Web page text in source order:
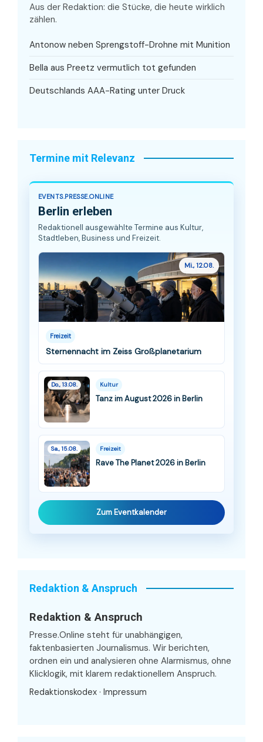
Aus der Redaktion: die Stücke, die heute wirklich
zählen.
Antonow neben Sprengstoff-Drohne mit Munition
Bella aus Preetz vermutlich tot gefunden
Deutschlands AAA-Rating unter Druck
Termine mit Relevanz
EVENTS.PRESSE.ONLINE
Berlin erleben
Redaktionell ausgewählte Termine aus Kultur,
Stadtleben, Business und Freizeit.
Mi., 12.08.
Freizeit
Sternennacht im Zeiss Großplanetarium
Do., 13.08. Kultur
Tanz im August 2026 in Berlin
Sa., 15.08. Freizeit
Rave The Planet 2026 in Berlin
Zum Eventkalender
Redaktion & Anspruch
Redaktion & Anspruch
Presse.Online steht für unabhängigen,
faktenbasierten Journalismus. Wir berichten,
ordnen ein und analysieren ohne Alarmismus, ohne
Klicklogik, mit klarem redaktionellem Anspruch.
Redaktionskodex · Impressum